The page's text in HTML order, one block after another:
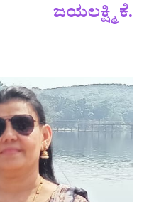
ಜಯಲಕ್ಷ್ಮಿ ಕೆ.